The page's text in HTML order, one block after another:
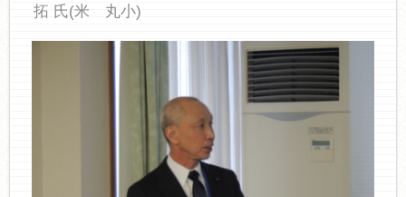
拓 氏(米 丸小)